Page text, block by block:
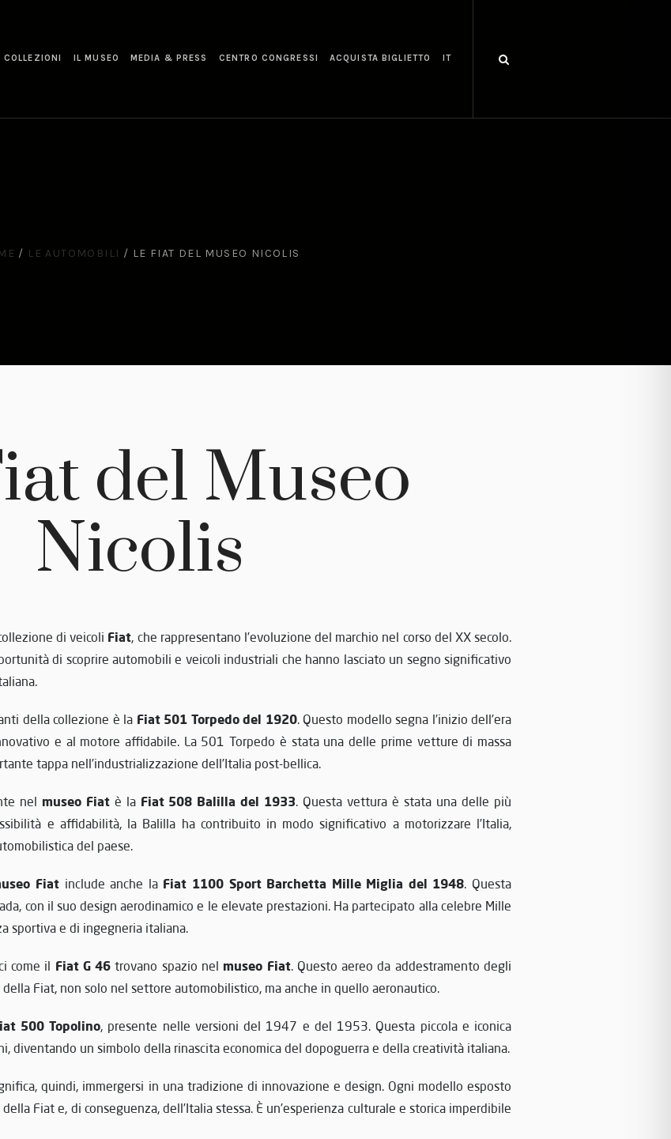
COLLEZIONI IL MUSEO MEDIA & PRESS CENTRO CONGRESSI ACQUISTA BIGLIETTO IT
/ LE AUTOMOBILI / LE FIAT DEL MUSEO NICOLIS
del Museo
Nicolis
di veicoli Fiat, che rappresentano l’evoluzione del marchio nel corso del XX secolo.
di scoprire automobili e veicoli industriali che hanno lasciato un segno significativo
della collezione è la Fiat 501 Torpedo del 1920. Questo modello segna l’inizio dell’era
e al motore affidabile. La 501 Torpedo è stata una delle prime vetture di massa
tappa nell’industrializzazione dell’Italia post-bellica.
nel museo Fiatè la Fiat 508 Balilla del 1933. Questa vettura è stata una delle più
e affidabilità, la Balilla ha contribuito in modo significativo a motorizzare l’Italia,
del paese.
Fiat include anche la Fiat 1100 Sport Barchetta Mille Miglia del 1948. Questa
con il suo design aerodinamico e le elevate prestazioni. Ha partecipato alla celebre Mille
sportiva e di ingegneria italiana.
come il Fiat G 46 trovano spazio nel museo Fiat. Questo aereo da addestramento degli
Fiat, non solo nel settore automobilistico, ma anche in quello aeronautico.
500 Topolino, presente nelle versioni del 1947 e del 1953. Questa piccola e iconica
diventando un simbolo della rinascita economica del dopoguerra e della creatività italiana.
quindi, immergersi in una tradizione di innovazione e design. Ogni modello esposto
Fiat e, di conseguenza, dell’Italia stessa. È un’esperienza culturale e storica imperdibile